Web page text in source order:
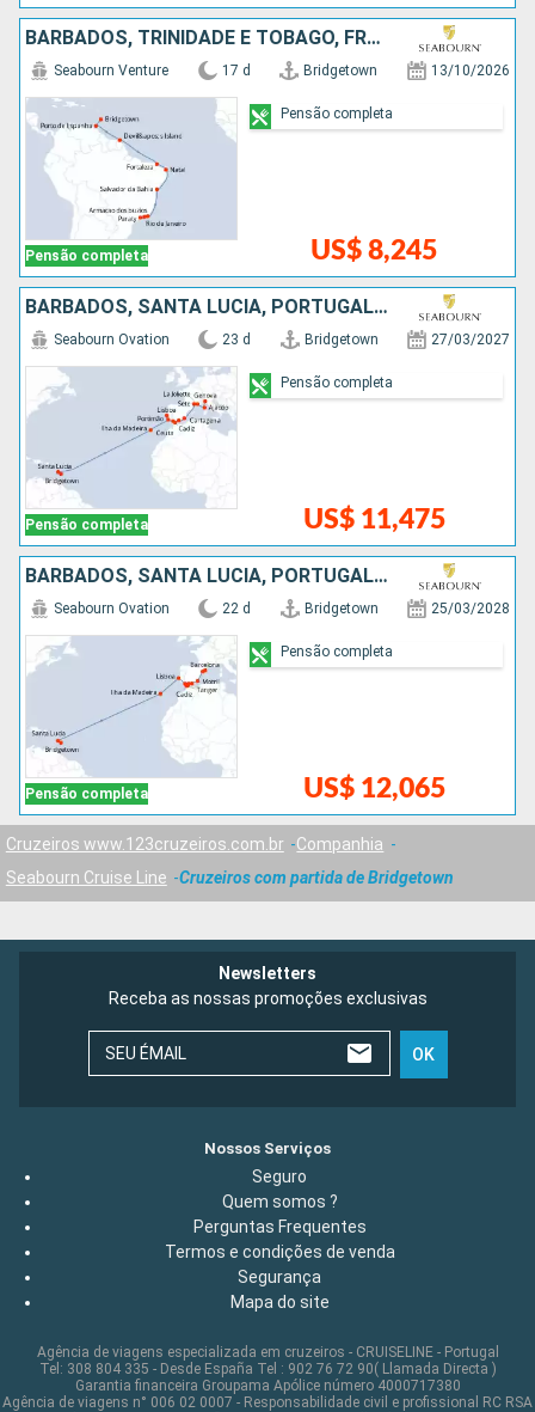
BARBADOS, TRINIDADE E TOBAGO, FRANCIA, BRASIL
Pensão completa
Seabourn Venture 17 d Bridgetown 13/10/2026
US$ 8,245
Pensão completa
BARBADOS, SANTA LUCIA, PORTUGAL, ESPANHA, FRANCIA, ITÁLIA
Pensão completa
Seabourn Ovation 23 d Bridgetown 27/03/2027
US$ 11,475
Pensão completa
BARBADOS, SANTA LUCIA, PORTUGAL, MARROCOS, ESPANHA
Pensão completa
Seabourn Ovation 22 d Bridgetown 25/03/2028
US$ 12,065
Pensão completa
Cruzeiros www.123cruzeiros.com.br
Companhia
Seabourn Cruise Line
Cruzeiros com partida de Bridgetown
Newsletters
Receba as nossas promoções exclusivas
SEU ÉMAIL OK
Nossos Serviços
Seguro
Quem somos ?
Perguntas Frequentes
Termos e condições de venda
Segurança
Mapa do site
Agência de viagens especializada em cruzeiros - CRUISELINE - Portugal
Tel: 308 804 335 - Desde España Tel : 902 76 72 90( Llamada Directa )
Garantia financeira Groupama Apólice número 4000717380
Agência de viagens n° 006 02 0007 - Responsabilidade civil e profissional RC RSA